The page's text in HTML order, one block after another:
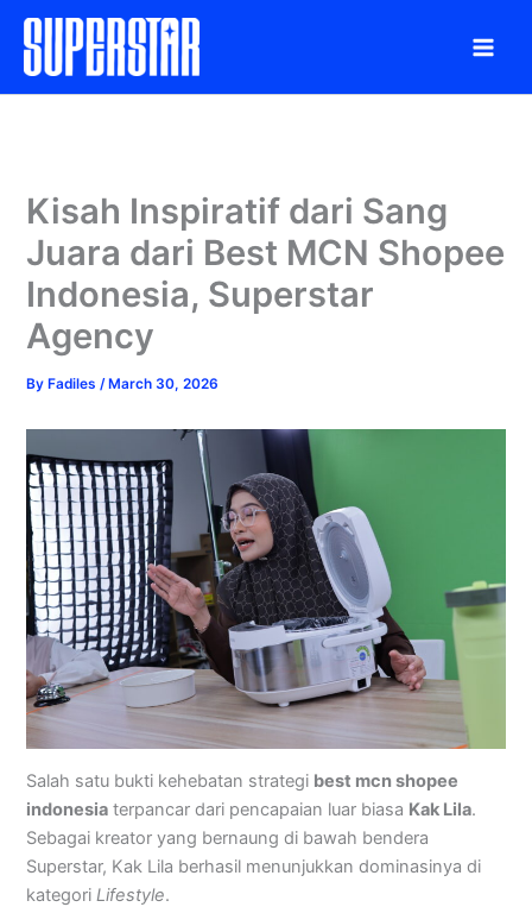
Skip
content
Kisah Inspiratif dari Sang
Juara dari Best MCN Shopee
Indonesia, Superstar
Agency
By Fadiles/ March 30, 2026
Salah satu bukti kehebatan strategi best mcn shopee
indonesia terpancar dari pencapaian luar biasa Kak Lila.
Sebagai kreator yang bernaung di bawah bendera
Superstar, Kak Lila berhasil menunjukkan dominasinya di
kategoriLifestyle.